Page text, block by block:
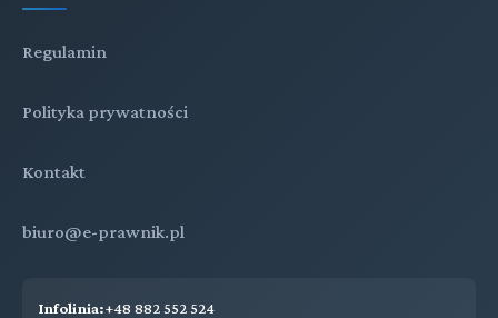
Regulamin
Polityka prywatności
Kontakt
biuro@e-prawnik.pl
Infolinia:+48 882 552 524